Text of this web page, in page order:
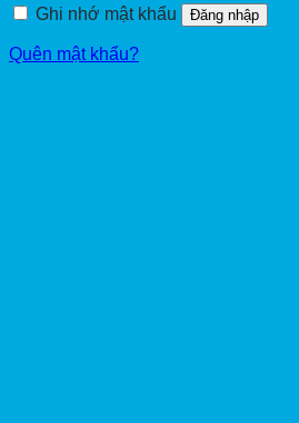
Ghi nhớ mật khẩu
Đăng nhập
Quên mật khẩu?